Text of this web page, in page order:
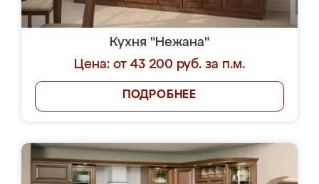
Кухня "Нежана"
Цена: от 43 200 руб. за п.м.
ПОДРОБНЕЕ